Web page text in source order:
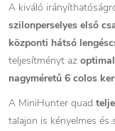
A kiváló
szilonperselyes első
központi hátsó
teljesítményt az
nagyméretű 6 colos
A MiniHunter quad
talajon is kényelmes